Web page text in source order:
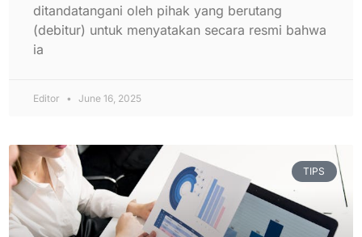
ditandatangani oleh pihak yang berutang
(debitur) untuk menyatakan secara resmi bahwa
ia
Editor June 16, 2025
TIPS